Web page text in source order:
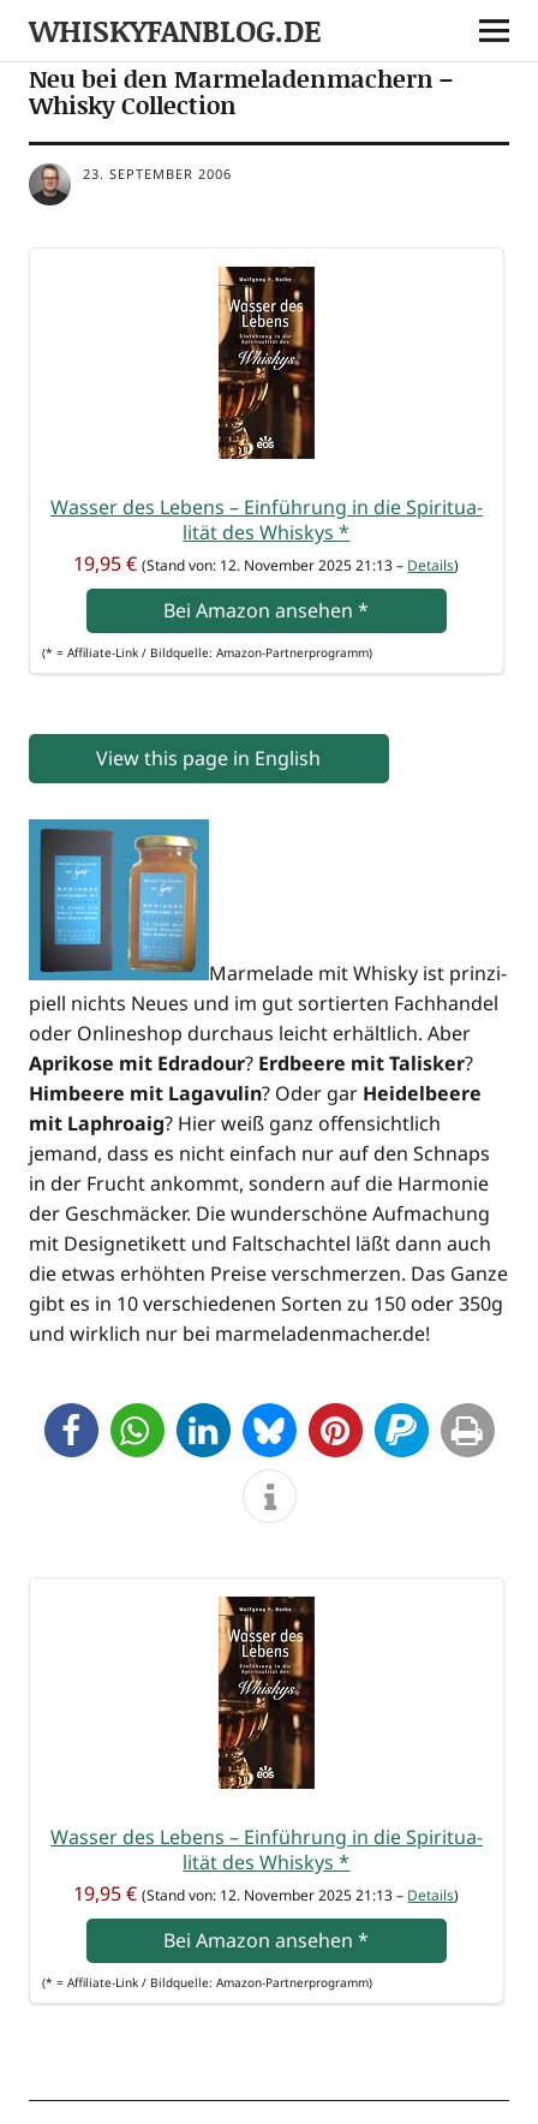
WHISKYFANBLOG.DE
SONSTIGES
Neu bei den Marmeladenmachern –
Whisky Collection
23. SEPTEMBER 2006
Was­ser des Lebens – Ein­füh­rung in die Spi­ri­tua­
li­tät des Whis­kys*
19,95 € (Stand von: 12. Novem­ber 2025 21:13 – Details)
Bei Ama­zon anse­hen*
(* = Affi­lia­te-Link / Bild­quel­le: Amazon-Partnerprogramm)
View this page in English
Mar­me­la­de mit Whis­ky ist prin­zi­
pi­ell nichts Neu­es und im gut sor­tier­ten Fach­han­del
oder Online­shop durch­aus leicht erhält­lich. Aber
Apri­ko­se mit Edra­dour? Erd­bee­re mit Talis­ker?
Him­bee­re mit Lag­avu­lin? Oder gar Hei­del­bee­re
mit Laphro­aig? Hier weiß ganz offen­sicht­lich
jemand, dass es nicht ein­fach nur auf den Schnaps
in der Frucht ankommt, son­dern auf die Har­mo­nie
der Geschmä­cker. Die wun­der­schö­ne Auf­ma­chung
mit Desi­gne­ti­kett und Falt­schach­tel läßt dann auch
die etwas erhöh­ten Prei­se ver­schmer­zen. Das Gan­ze
gibt es in 10 ver­schie­de­nen Sor­ten zu 150 oder 350g
und wirk­lich nur bei marmeladenmacher.de!
Was­ser des Lebens – Ein­füh­rung in die Spi­ri­tua­
li­tät des Whis­kys*
19,95 € (Stand von: 12. Novem­ber 2025 21:13 – Details)
Bei Ama­zon anse­hen*
(* = Affi­lia­te-Link / Bild­quel­le: Amazon-Partnerprogramm)